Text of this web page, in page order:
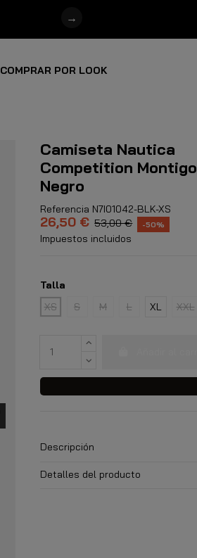
→
COMPRAR POR LOOK
Camiseta Nautica
Competition Montigo
Negro
Referencia N7I01042-BLK-XS
26,50 € 53,00 € -50%
Impuestos incluidos
Talla
XS
S M L XL XXL
Descripción
Detalles del producto